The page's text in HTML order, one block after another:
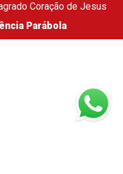
Coração de Jesus
Parábola